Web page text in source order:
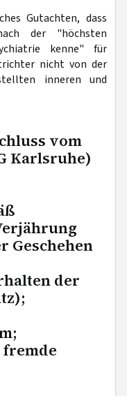
Gutachten, dass
der "höchsten
kenne" für
nicht von der
inneren und
vom
Karlsruhe)
Geschehen
der